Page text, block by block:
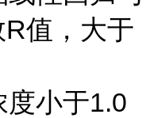
值，大于
度小于1.0